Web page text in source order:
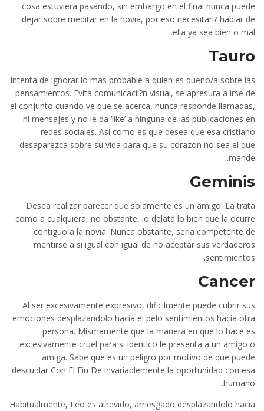
cosa estuviera pasando, sin embargo en el final nunca puede
dejar sobre meditar en la novia, por eso necesitari? hablar de
ella ya sea bien o mal.
Tauro
Intenta de ignorar lo mas probable a quien es dueno/a sobre las
pensamientos. Evita comunicacii?n visual, se apresura a irse de
el conjunto cuando ve que se acerca, nunca responde llamadas,
ni mensajes y no le da ‘like’ a ninguna de las publicaciones en
redes sociales. Asi­ como es que desea que esa cristiano
desaparezca sobre su vida para que su corazon no sea el que
mande.
Geminis
Desea realizar parecer que solamente es un amigo. La trata
como a cualquiera, no obstante, lo delata lo bien que la ocurre
contiguo a la novia. Nunca obstante, seri­a competente de
mentirse a si igual con igual de no aceptar sus verdaderos
sentimientos.
Cancer
Al ser excesivamente expresivo, dificilmente puede cubrir sus
emociones desplazandolo hacia el pelo sentimientos hacia otra
persona. Mismamente que la manera en que lo hace es
excesivamente cruel para si identico le presenta a un amigo o
amiga. Sabe que es un peligro por motivo de que puede
descuidar Con El Fin De invariablemente la oportunidad con esa
humano.
Habitualmente, Leo es atrevido, arriesgado desplazandolo hacia